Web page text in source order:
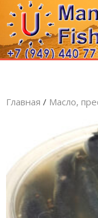
Главная / Масло,